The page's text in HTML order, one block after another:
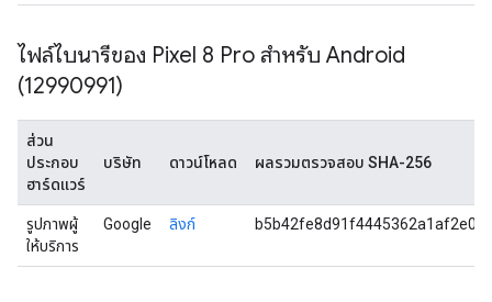
ไฟล์ไบนารีของ Pixel 8 Pro สำหรับ Android
(12990991)
ส่วน
ประกอบ
ฮาร์ดแวร์
บริษัท ดาวน์โหลด ผลรวมตรวจสอบ SHA-256
รูปภาพผู้
ให้บริการ
Google ลิงก์